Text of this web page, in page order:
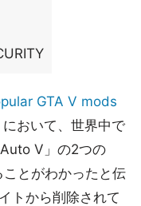
GTA V mods
において、世界中で
V」の2つの
とがわかったと伝
トから削除されて